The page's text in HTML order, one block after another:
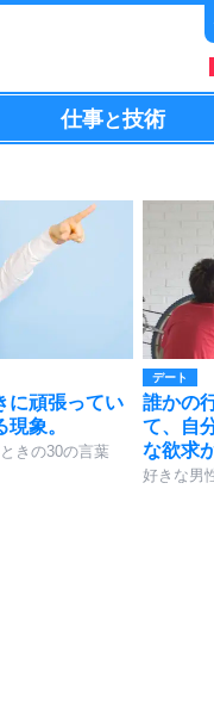
仕事と技術
に頑張ってい
象。
きの30の言葉
デート
誰かの
て、自
な欲求
好きな男